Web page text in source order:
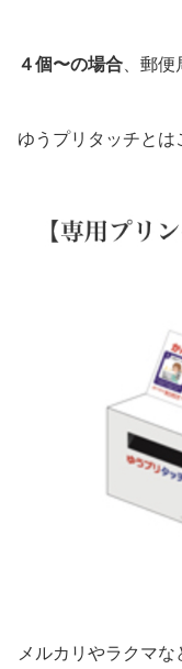
４個〜の場合 、郵
ゆうプリタッチとは
メルカリやラクマ